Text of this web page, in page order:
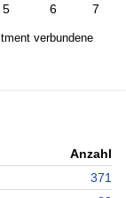
5 6 7
verbundene
Anzahl
371